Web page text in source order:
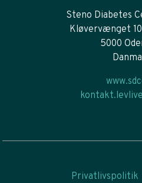
Steno Diabetes
Kløvervænget
5000
Privatlivspolitik